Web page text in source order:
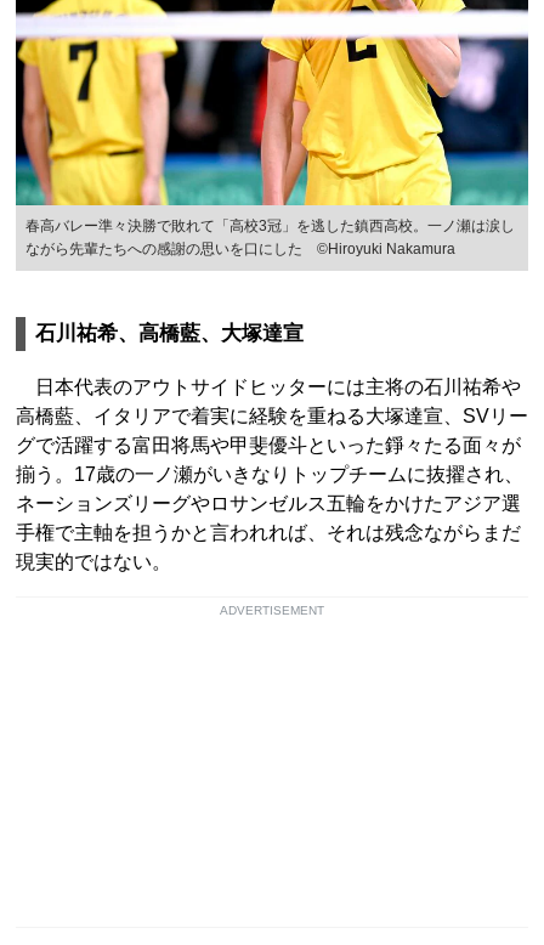
春高バレー準々決勝で敗れて「高校3冠」を逃した鎮西高校。一ノ瀬は涙し
ながら先輩たちへの感謝の思いを口にした ©︎Hiroyuki Nakamura
石川祐希、高橋藍、大塚達宣
日本代表のアウトサイドヒッターには主将の石川祐希や
高橋藍、イタリアで着実に経験を重ねる大塚達宣、SVリー
グで活躍する富田将馬や甲斐優斗といった錚々たる面々が
揃う。17歳の一ノ瀬がいきなりトップチームに抜擢され、
ネーションズリーグやロサンゼルス五輪をかけたアジア選
手権で主軸を担うかと言われれば、それは残念ながらまだ
現実的ではない。
ADVERTISEMENT